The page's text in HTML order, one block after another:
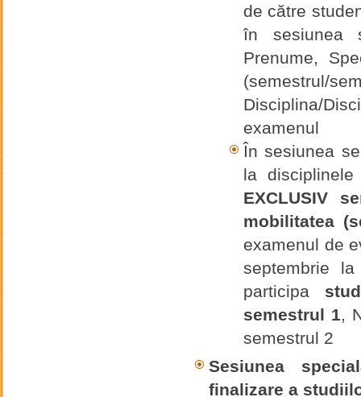
de către
în sesiunea
Prenume,
(semestrul/
Disciplina/
examenul
În sesiunea
la disciplinele
EXCLUSIV
mobilitatea
examenul de
septembrie
participa
semestrul 1,
semestrul 2
Sesiunea
finalizare a